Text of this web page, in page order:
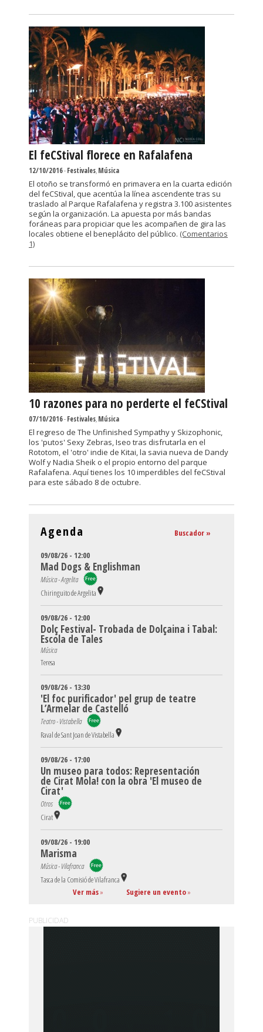
El feCStival florece en Rafalafena
12/10/2016-Festivales,Música
El otoño se transformó en primavera en la cuarta edición
del feCStival, que acentúa la línea ascendente tras su
traslado al Parque Rafalafena y registra 3.100 asistentes
según la organización. La apuesta por más bandas
foráneas para propiciar que les acompañen de gira las
locales obtiene el beneplácito del público. (Comentarios
1)
10 razones para no perderte el feCStival
07/10/2016-Festivales,Música
El regreso de The Unfinished Sympathy y Skizophonic,
los 'putos' Sexy Zebras, Iseo tras disfrutarla en el
Rototom, el 'otro' indie de Kitai, la savia nueva de Dandy
Wolf y Nadia Sheik o el propio entorno del parque
Rafalafena. Aquí tienes los 10 imperdibles del feCStival
para este sábado 8 de octubre.
Agenda Buscador »
09/08/26 - 12:00
Mad Dogs & Englishman
Música - Argelita
Chiringuito de Argelita
09/08/26 - 12:00
Dolç Festival- Trobada de Dolçaina i Tabal:
Escola de Tales
Música
Teresa
09/08/26 - 13:30
'El foc purificador' pel grup de teatre
L’Armelar de Castelló
Teatro - Vistabella
Raval de Sant Joan de Vistabella
09/08/26 - 17:00
Un museo para todos: Representación
de Cirat Mola! con la obra 'El museo de
Cirat'
Otros
Cirat
09/08/26 - 19:00
Marisma
Música - Vilafranca
Tasca de la Comisió de Vilafranca
Ver más» Sugiere un evento»
PUBLICIDAD